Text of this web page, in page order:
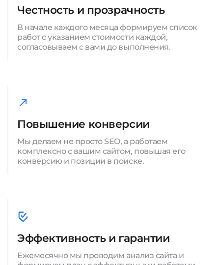
Честность и прозрачность
В начале каждого месяца формируем список
работ с указанием стоимости каждой,
согласовываем с вами до выполнения.
Повышение конверсии
Мы делаем не просто SEO, а работаем
комплексно с вашим сайтом, повышая его
конверсию и позиции в поиске.
Эффективность и гарантии
Ежемесячно мы проводим анализ сайта и